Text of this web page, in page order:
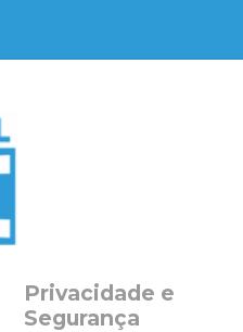
Privacidade e
Segurança